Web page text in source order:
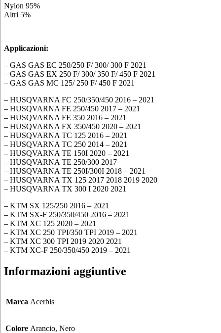
Nylon 95%
Altri 5%
Applicazioni:
– GAS GAS EC 250/250 F/ 300/ 300 F 2021
– GAS GAS EX 250 F/ 300/ 350 F/ 450 F 2021
– GAS GAS MC 125/ 250 F/ 450 F 2021
– HUSQVARNA FC 250/350/450 2016 – 2021
– HUSQVARNA FE 250/450 2017 – 2021
– HUSQVARNA FE 350 2016 – 2021
– HUSQVARNA FX 350/450 2020 – 2021
– HUSQVARNA TC 125 2016 – 2021
– HUSQVARNA TC 250 2014 – 2021
– HUSQVARNA TE 150I 2020 – 2021
– HUSQVARNA TE 250/300 2017
– HUSQVARNA TE 250I/300I 2018 – 2021
– HUSQVARNA TX 125 2017 2018 2019 2020
– HUSQVARNA TX 300 I 2020 2021
– KTM SX 125/250 2016 – 2021
– KTM SX-F 250/350/450 2016 – 2021
– KTM XC 125 2020 – 2021
– KTM XC 250 TPI/350 TPI 2019 – 2021
– KTM XC 300 TPI 2019 2020 2021
– KTM XC-F 250/350/450 2019 – 2021
Informazioni aggiuntive
Marca Acerbis
Colore Arancio, Nero